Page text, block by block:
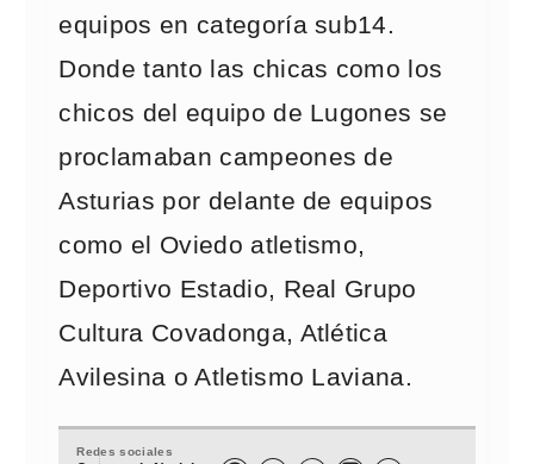
equipos en categoría sub14.
Donde tanto las chicas como los
chicos del equipo de Lugones se
proclamaban campeones de
Asturias por delante de equipos
como el Oviedo atletismo,
Deportivo Estadio, Real Grupo
Cultura Covadonga, Atlética
Avilesina o Atletismo Laviana.
Redes sociales